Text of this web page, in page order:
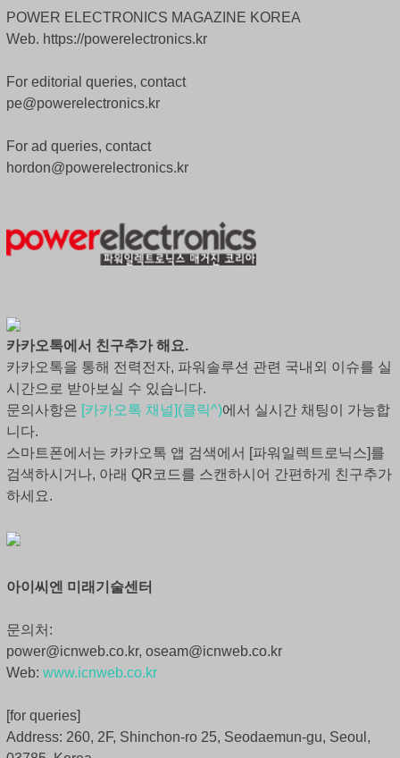
POWER ELECTRONICS MAGAZINE KOREA
Web. https://powerelectronics.kr
For editorial queries, contact
pe@powerelectronics.kr
For ad queries, contact
hordon@powerelectronics.kr
카카오톡에서 친구추가 해요.
카카오톡을 통해 전력전자, 파워솔루션 관련 국내외 이슈를 실
시간으로 받아보실 수 있습니다.
문의사항은 [카카오톡 채널](클릭^)에서 실시간 채팅이 가능합
니다.
스마트폰에서는 카카오톡 앱 검색에서 [파워일렉트로닉스]를
검색하시거나, 아래 QR코드를 스캔하시어 간편하게 친구추가
하세요.
아이씨엔 미래기술센터
문의처:
power@icnweb.co.kr, oseam@icnweb.co.kr
Web: www.icnweb.co.kr
[for queries]
Address: 260, 2F, Shinchon-ro 25, Seodaemun-gu, Seoul,